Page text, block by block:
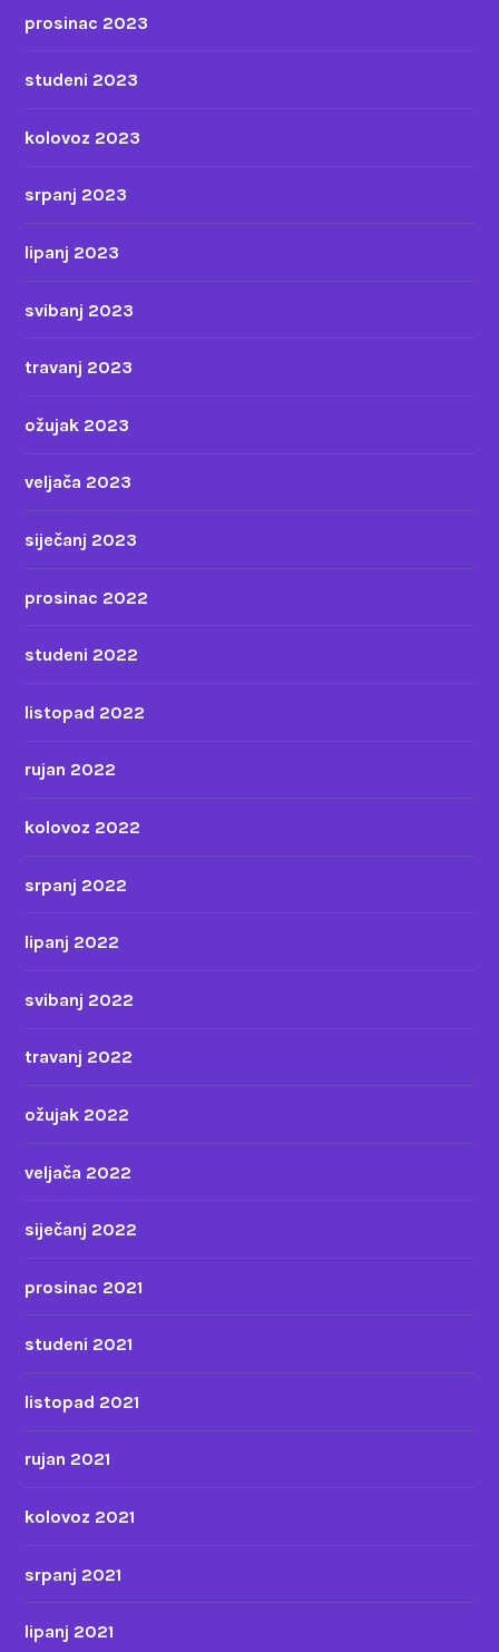
prosinac 2023
studeni 2023
kolovoz 2023
srpanj 2023
lipanj 2023
svibanj 2023
travanj 2023
ožujak 2023
veljača 2023
siječanj 2023
prosinac 2022
studeni 2022
listopad 2022
rujan 2022
kolovoz 2022
srpanj 2022
lipanj 2022
svibanj 2022
travanj 2022
ožujak 2022
veljača 2022
siječanj 2022
prosinac 2021
studeni 2021
listopad 2021
rujan 2021
kolovoz 2021
srpanj 2021
lipanj 2021